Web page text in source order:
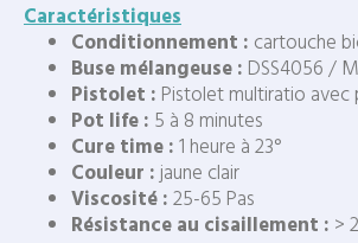
Caractéristiques
Conditionnement : cartouche
Buse mélangeuse : DSS4056 /
Pistolet : Pistolet multiratio avec
Pot life : 5 à 8 minutes
Cure time :1 heure à 23°
Couleur :jaune clair
Viscosité :25-65 Pas
Résistance au cisaillement : >